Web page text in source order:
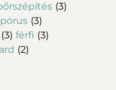
(3)
(3)
(3) férfi (3)
(2)